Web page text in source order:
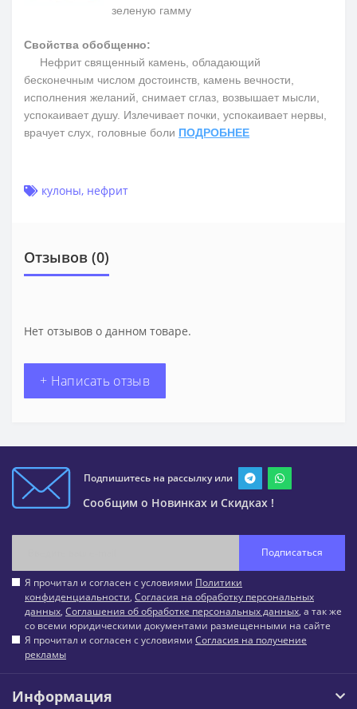
зеленую гамму
Свойства обобщенно:
Нефрит священный камень, обладающий
бесконечным числом достоинств, камень вечности,
исполнения желаний, снимает сглаз, возвышает мысли,
успокаивает душу. Излечивает почки, успокаивает нервы,
врачует слух, головные боли ПОДРОБНЕЕ
кулоны, нефрит
Отзывов (0)
Нет отзывов о данном товаре.
+ Написать отзыв
Подпишитесь на рассылку или
Сообщим о Новинках и Скидках !
Подписаться
Я прочитал и согласен с условиями Политики
конфиденциальности, Согласия на обработку персональных
данных, Соглашения об обработке персональных данных, а так же
со всеми юридическими документами размещенными на сайте
Я прочитал и согласен с условиями Согласия на получение
рекламы
Информация